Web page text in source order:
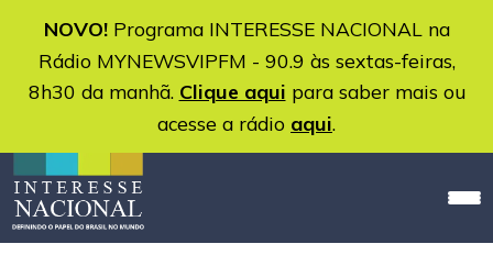
NOVO!Programa INTERESSE NACIONAL na
Rádio MYNEWSVIPFM - 90.9 às sextas-feiras,
8h30 da manhã. Clique aqui para saber mais ou
acesse a rádio aqui.